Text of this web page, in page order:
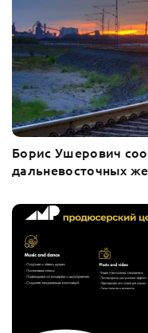
Борис Ушерович
дальневосточных